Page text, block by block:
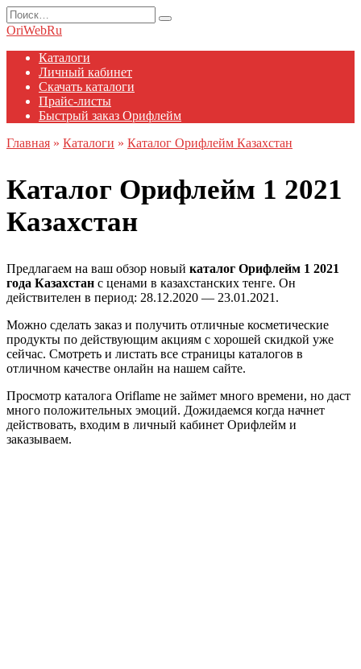
Перейти
к
Search
for:
OriWebRu
Каталоги
Личный кабинет
Скачать каталоги
Прайс-листы
Быстрый заказ Орифлейм
Главная » Каталоги » Каталог Орифлейм Казахстан
Каталог Орифлейм 1 2021
Казахстан
Предлагаем на ваш обзор новый каталог Орифлейм 1 2021
года Казахстан с ценами в казахстанских тенге. Он
действителен в период: 28.12.2020 — 23.01.2021.
Можно сделать заказ и получить отличные косметические
продукты по действующим акциям с хорошей скидкой уже
сейчас. Смотреть и листать все страницы каталогов в
отличном качестве онлайн на нашем сайте.
Просмотр каталога Oriflame не займет много времени, но даст
много положительных эмоций. Дожидаемся когда начнет
действовать, входим в личный кабинет Орифлейм и
заказываем.